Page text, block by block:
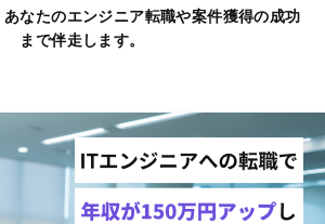
なたのエンジニア転職や案件獲得の成功
まで伴走します。